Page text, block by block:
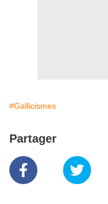
#Gallicismes
Partager